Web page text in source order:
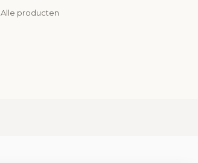
Alle producten